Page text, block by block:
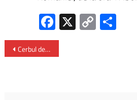
Fa
ce
b
X C
o
Cerbul de Aur 2019 debutează joi – la Brașov